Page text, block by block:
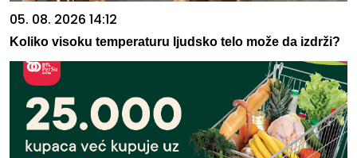
05. 08. 2026 14:12
Koliko visoku temperaturu ljudsko telo može da izdrži?